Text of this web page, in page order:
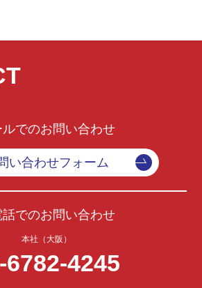
ルでのお問い合わせ
い合わせフォーム
話でのお問い合わせ
本社（大阪）
6782-4245